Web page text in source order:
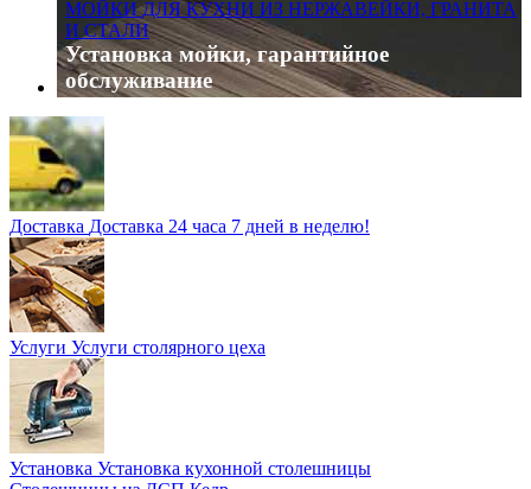
МОЙКИ ДЛЯ КУХНИ ИЗ НЕРЖАВЕЙКИ, ГРАНИТА
И СТАЛИ
Установка мойки, гарантийное
обслуживание
Доставка Доставка 24 часа 7 дней в неделю!
Услуги Услуги столярного цеха
Установка Установка кухонной столешницы